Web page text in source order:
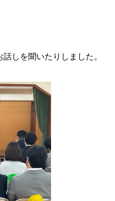
しを聞いたりしました。